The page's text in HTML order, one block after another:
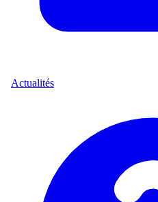
Actualités